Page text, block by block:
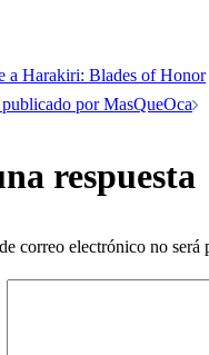
a Harakiri: Blades of Honor
por MasQueOca
respuesta
correo electrónico no será